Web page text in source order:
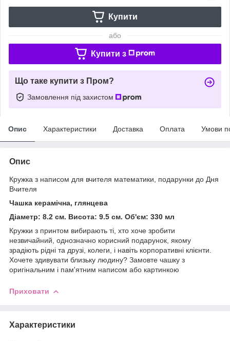
Купити
або
Купити з
Що таке купити з Пром?
Замовлення під захистом
Опис Характеристики Доставка Оплата Умови
Опис
Кружка з написом для вчителя математики, подарунки до Дня
Вчителя
Чашка керамічна, глянцева
Діаметр: 8.2 см. Висота: 9.5 см. Об'єм: 330 мл
Кружки з принтом вибирають ті, хто хоче зробити
незвичайний, однозначно корисний подарунок, якому
зрадіють рідні та друзі, колеги, і навіть корпоративні клієнти.
Хочете здивувати близьку людину? Замовте чашку з
оригінальним і пам'ятним написом або картинкою
Приховати
Характеристики